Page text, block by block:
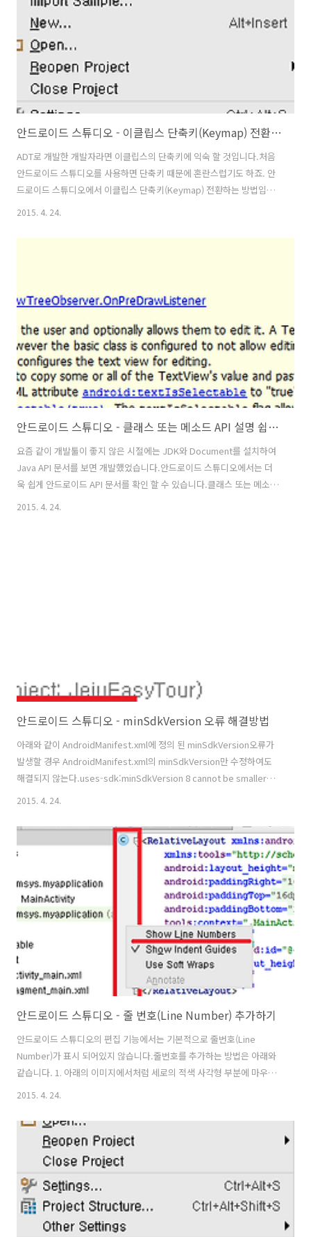
안드로이드 스튜디오 - 이클립스 단축키(Keymap) 전환하기
ADT로 개발한 개발자라면 이클립스의 단축키에 익숙 할 것입니다.처음
안드로이드 스튜디오를 사용하면 단축키 때문에 혼란스럽기도 하죠. 안
드로이드 스튜디오에서 이클립스 단축키(Keymap) 전환하는 방법입니
다. 1. 안드로이드 스튜디오의 File 메뉴의 Settings를 클릭합니다. 2.
택합니다. 3. Keymaps 리스트박스에서 Eclipse를 선택 후 OK 버튼을
2015. 4. 24.
안드로이드 스튜디오 - 클래스 또는 메소드 API 설명 쉽게 보기
요즘 같이 개발툴이 좋지 않은 시절에는 JDK와 Document를 설치하여
Java API 문서를 보면 개발했었습니다.안드로이드 스튜디오에서는 더
욱 쉽게 안드로이드 API 문서를 확인 할 수 있습니다.클래스 또는 메소드
2015. 4. 24.
안드로이드 스튜디오 - minSdkVersion 오류 해결방법
아래와 같이 AndroidManifest.xml에 정의 된 minSdkVersion오류가
발생할 경우 AndroidManifest.xml의 minSdkVersion만 수정하여도
해결되지 않는다.uses-sdk:minSdkVersion 8 cannot be smaller
than version 9 declared in library
aar\com.google.android.gms\play-
services\6.5.87\AndroidManifest.xml build.gradle 파일의
minSdkVersion 정보도 함께 수정해주면 해결이 된다.
2015. 4. 24.
안드로이드 스튜디오 - 줄 번호(Line Number) 추가하기
안드로이드 스튜디오의 편집 기능에서는 기본적으로 줄번호(Line
Number)가 표시 되어있지 않습니다.줄번호를 추가하는 방법은 아래와
같습니다. 1. 아래의 이미지에서처럼 세로의 적색 사각형 부분에 마우스
트를 다시 열게 되면 줄번호는 유지되지 않고 표시되지 않습니다. 3. 안드
로이드 스튜디오에서 지속적으로 줄번호가 표시되기를 원한다면, File >
Settings 메뉴를 클릭하세요. 4. Settings 화면에서 Editor >
Apprearance 를 선택 후 Show line numbers를 체크하면 지속적으로
줄번호가 표시됩니다.
2015. 4. 24.